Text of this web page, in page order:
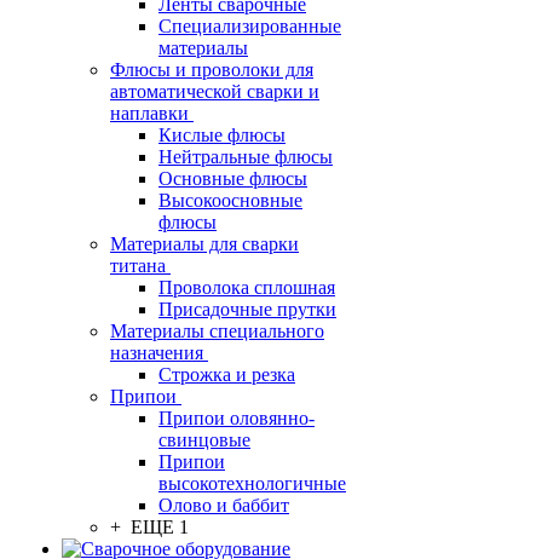
Ленты сварочные
Специализированные
материалы
Флюсы и проволоки для
автоматической сварки и
наплавки
Кислые флюсы
Нейтральные флюсы
Основные флюсы
Высокоосновные
флюсы
Материалы для сварки
титана
Проволока сплошная
Присадочные прутки
Материалы специального
назначения
Строжка и резка
Припои
Припои оловянно-
свинцовые
Припои
высокотехнологичные
Олово и баббит
+ ЕЩЕ 1